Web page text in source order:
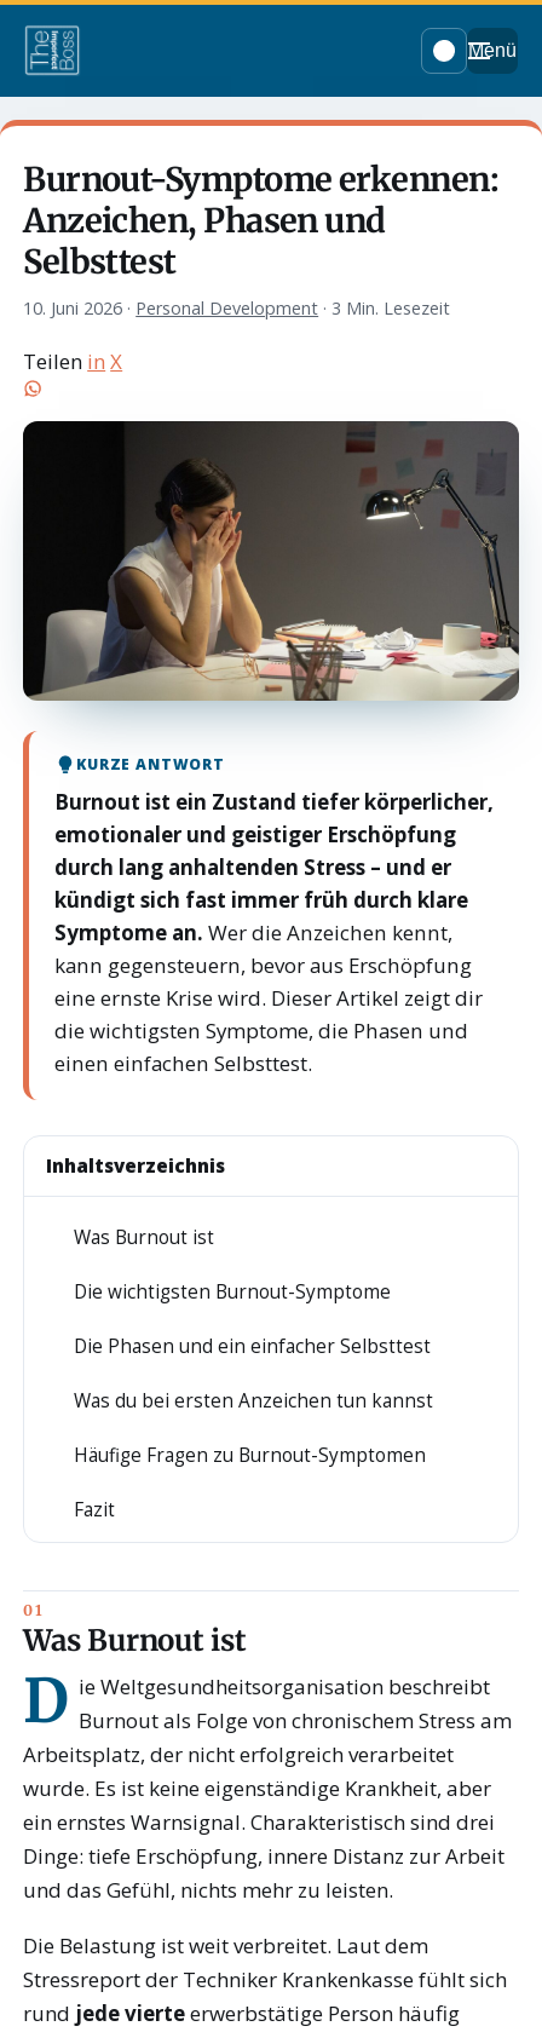
Menü
Burnout-Symptome erkennen:
Anzeichen, Phasen und
Selbsttest
10. Juni 2026 · Personal Development · 3 Min. Lesezeit
Teilen in X
KURZE ANTWORT
Burnout ist ein Zustand tiefer körperlicher,
emotionaler und geistiger Erschöpfung
durch lang anhaltenden Stress – und er
kündigt sich fast immer früh durch klare
Symptome an. Wer die Anzeichen kennt,
kann gegensteuern, bevor aus Erschöpfung
eine ernste Krise wird. Dieser Artikel zeigt dir
die wichtigsten Symptome, die Phasen und
einen einfachen Selbsttest.
Inhaltsverzeichnis
Was Burnout ist
Die wichtigsten Burnout-Symptome
Die Phasen und ein einfacher Selbsttest
Was du bei ersten Anzeichen tun kannst
Häufige Fragen zu Burnout-Symptomen
Fazit
Was Burnout ist
D ie Weltgesundheitsorganisation beschreibt
Burnout als Folge von chronischem Stress am
Arbeitsplatz, der nicht erfolgreich verarbeitet
wurde. Es ist keine eigenständige Krankheit, aber
ein ernstes Warnsignal. Charakteristisch sind drei
Dinge: tiefe Erschöpfung, innere Distanz zur Arbeit
und das Gefühl, nichts mehr zu leisten.
Die Belastung ist weit verbreitet. Laut dem
Stressreport der Techniker Krankenkasse fühlt sich
rund jede vierteerwerbstätige Person häufig